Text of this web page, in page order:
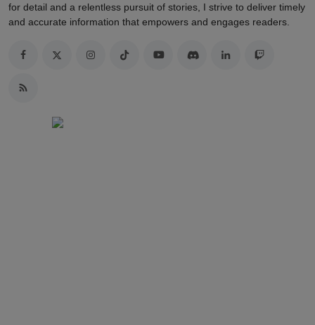
for detail and a relentless pursuit of stories, I strive to deliver timely
and accurate information that empowers and engages readers.